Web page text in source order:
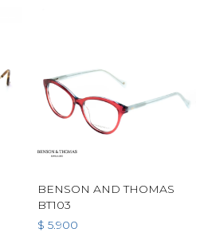
BENSON AND THOMAS
BT103
$ 5.900